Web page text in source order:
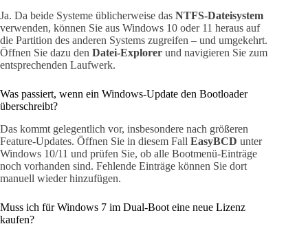
Ja. Da beide Systeme üblicherweise das NTFS-Dateisystem
verwenden, können Sie aus Windows 10 oder 11 heraus auf
die Partition des anderen Systems zugreifen – und umgekehrt.
Öffnen Sie dazu den Datei-Explorer und navigieren Sie zum
entsprechenden Laufwerk.
Was passiert, wenn ein Windows-Update den Bootloader
überschreibt?
Das kommt gelegentlich vor, insbesondere nach größeren
Feature-Updates. Öffnen Sie in diesem Fall EasyBCD unter
Windows 10/11 und prüfen Sie, ob alle Bootmenü-Einträge
noch vorhanden sind. Fehlende Einträge können Sie dort
manuell wieder hinzufügen.
Muss ich für Windows 7 im Dual-Boot eine neue Lizenz
kaufen?